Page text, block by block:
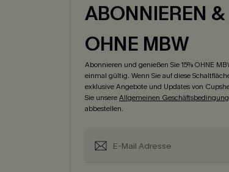
ABONNIEREN
OHNE MBW
Abonnieren und genießen Sie 15% OHNE
einmal gültig. Wenn Sie auf diese
exklusive Angebote und Updates von
Sie unsereAllgemeinen
abbestellen.